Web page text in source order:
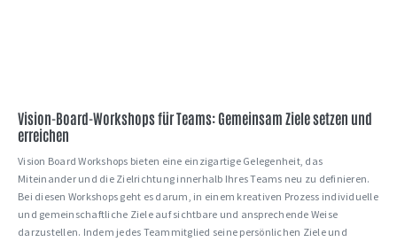
Vision-Board-Workshops für Teams: Gemeinsam Ziele setzen und
erreichen
Vision Board Workshops bieten eine einzigartige Gelegenheit, das
Miteinander und die Zielrichtung innerhalb Ihres Teams neu zu definieren.
Bei diesen Workshops geht es darum, in einem kreativen Prozess individuelle
und gemeinschaftliche Ziele auf sichtbare und ansprechende Weise
darzustellen. Indem jedes Teammitglied seine persönlichen Ziele und